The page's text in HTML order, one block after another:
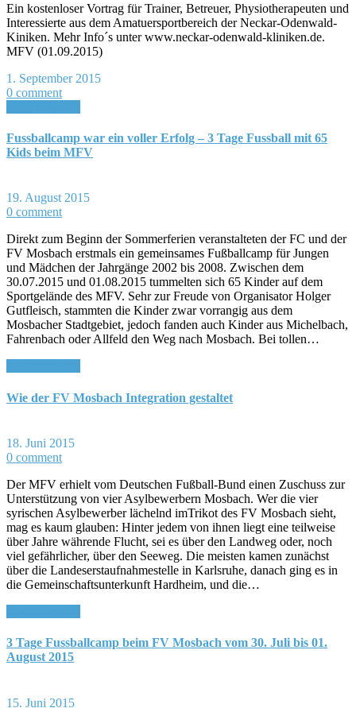
Ein kostenloser Vortrag für Trainer, Betreuer, Physiotherapeuten und
Interessierte aus dem Amatuersportbereich der Neckar-Odenwald-
Kiniken. Mehr Info´s unter www.neckar-odenwald-kliniken.de.
MFV (01.09.2015)
1. September 2015
0 comment
Fussballcamp war ein voller Erfolg – 3 Tage Fussball mit 65
Kids beim MFV
19. August 2015
0 comment
Direkt zum Beginn der Sommerferien veranstalteten der FC und der
FV Mosbach erstmals ein gemeinsames Fußballcamp für Jungen
und Mädchen der Jahrgänge 2002 bis 2008. Zwischen dem
30.07.2015 und 01.08.2015 tummelten sich 65 Kinder auf dem
Sportgelände des MFV. Sehr zur Freude von Organisator Holger
Gutfleisch, stammten die Kinder zwar vorrangig aus dem
Mosbacher Stadtgebiet, jedoch fanden auch Kinder aus Michelbach,
Fahrenbach oder Allfeld den Weg nach Mosbach. Bei tollen…
Wie der FV Mosbach Integration gestaltet
18. Juni 2015
0 comment
Der MFV erhielt vom Deutschen Fußball-Bund einen Zuschuss zur
Unterstützung von vier Asylbewerbern Mosbach. Wer die vier
syrischen Asylbewerber lächelnd imTrikot des FV Mosbach sieht,
mag es kaum glauben: Hinter jedem von ihnen liegt eine teilweise
über Jahre währende Flucht, sei es über den Landweg oder, noch
viel gefährlicher, über den Seeweg. Die meisten kamen zunächst
über die Landeserstaufnahmestelle in Karlsruhe, danach ging es in
die Gemeinschaftsunterkunft Hardheim, und die…
3 Tage Fussballcamp beim FV Mosbach vom 30. Juli bis 01.
August 2015
15. Juni 2015